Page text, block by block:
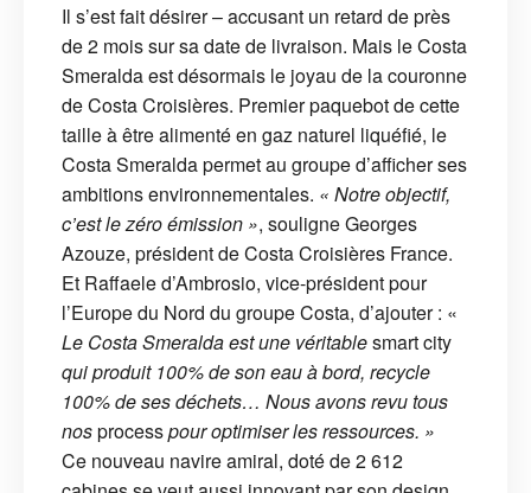
Il s’est fait désirer – accusant un retard de près
de 2 mois sur sa date de livraison. Mais le Costa
Smeralda est désormais le joyau de la couronne
de Costa Croisières. Premier paquebot de cette
taille à être alimenté en gaz naturel liquéfié, le
Costa Smeralda permet au groupe d’afficher ses
ambitions environnementales. « Notre objectif,
c’est le zéro émission », souligne Georges
Azouze, président de Costa Croisières France.
Et Raffaele d’Ambrosio, vice-président pour
l’Europe du Nord du groupe Costa, d’ajouter : «
Le Costa Smeralda est une véritablesmart city
qui produit 100% de son eau à bord, recycle
100% de ses déchets… Nous avons revu tous
nosprocesspour optimiser les ressources. »
Ce nouveau navire amiral, doté de 2 612